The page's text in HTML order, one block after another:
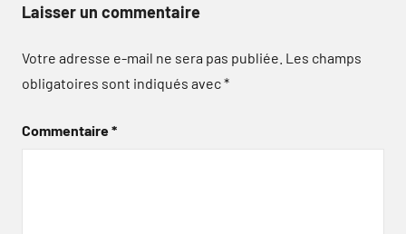
Laisser un commentaire
Votre adresse e-mail ne sera pas publiée. Les champs
obligatoires sont indiqués avec*
Commentaire*